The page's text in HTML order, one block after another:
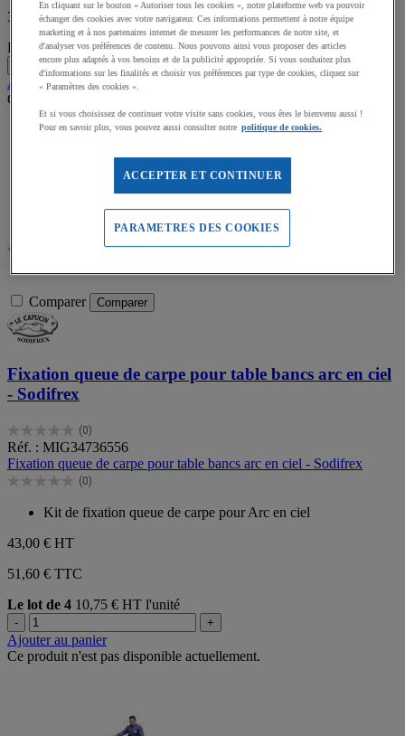
38,40 € TTC
L'unité
+
Ajouter au panier
Ce produit n'est pas disponible actuellement.
Comparer Comparer
Fixation queue de carpe pour table bancs arc en ciel
- Sodifrex
(0)
0.0
sur
5
étoiles.
Réf. : MIG34736556
Fixation queue de carpe pour table bancs arc en ciel - Sodifrex
(0)
0.0
étoiles.
Kit de fixation queue de carpe pour Arc en ciel
43,00 € HT
51,60 € TTC
Le lot de 4 10,75 € HT l'unité
- +
Ajouter au panier
Ce produit n'est pas disponible actuellement.
En cliquant sur le bouton « Autoriser tous les cookies », notre plateforme web va pouvoir
échanger des cookies avec votre navigateur. Ces informations permettent à notre équipe
marketing et à nos partenaires internet de mesurer les performances de notre site, et
d'analyser vos préférences de contenu. Nous pouvons ainsi vous proposer des articles
encore plus adaptés à vos besoins et de la publicité appropriée. Si vous souhaitez plus
d'informations sur les finalités et choisir vos préférences par type de cookies, cliquez sur
« Paramètres des cookies ».
Et si vous choisissez de continuer votre visite sans cookies, vous êtes le bienvenu aussi !
Pour en savoir plus, vous pouvez aussi consulter notre politique de cookies.
ACCEPTER ET CONTINUER
PARAMETRES DES COOKIES